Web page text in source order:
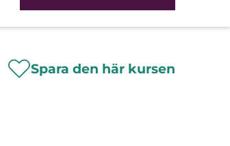
Spara den här kursen